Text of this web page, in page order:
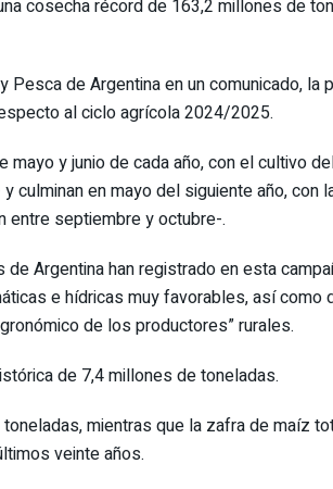
cosecha récord de 163,2 millones de
Pesca de Argentina en un comunicado, la
al ciclo agrícola 2024/2025.
y junio de cada año, con el cultivo
culminan en mayo del siguiente año, con
entre septiembre y octubre-.
Argentina han registrado en esta
e hídricas muy favorables, así como
de los productores” rurales.
de 7,4 millones de toneladas.
mientras que la zafra de maíz
veinte años.